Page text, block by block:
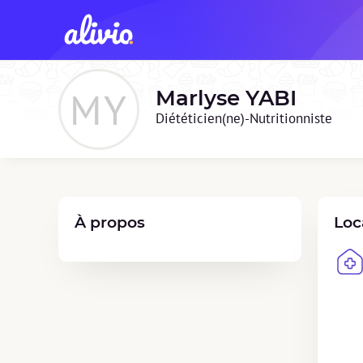
MY Marlyse YABI
Diététicien(ne)-Nutritionniste
À propos